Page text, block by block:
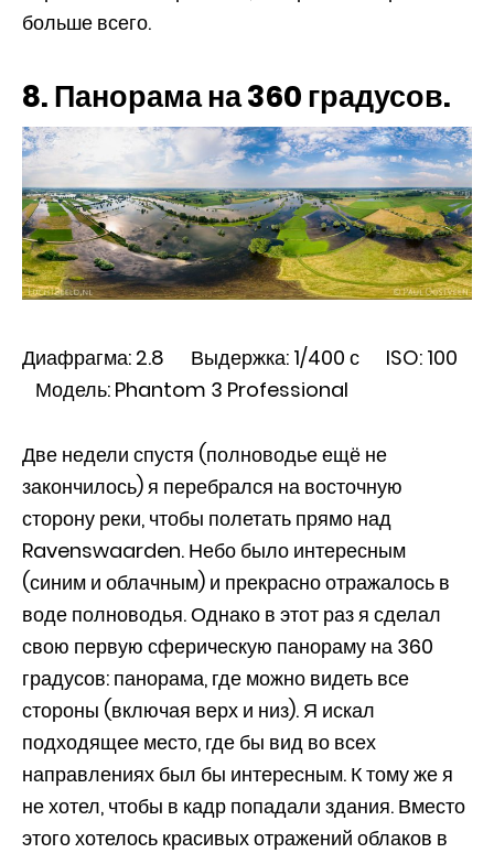
больше всего.
8. Панорама на 360 градусов.
Диафрагма: 2.8 Выдержка: 1/400 с ISO: 100
Модель: Phantom 3 Professional
Две недели спустя (полноводье ещё не
закончилось) я перебрался на восточную
сторону реки, чтобы полетать прямо над
Ravenswaarden. Небо было интересным
(синим и облачным) и прекрасно отражалось в
воде полноводья. Однако в этот раз я сделал
свою первую сферическую панораму на 360
градусов: панорама, где можно видеть все
стороны (включая верх и низ). Я искал
подходящее место, где бы вид во всех
направлениях был бы интересным. К тому же я
не хотел, чтобы в кадр попадали здания. Вместо
этого хотелось красивых отражений облаков в